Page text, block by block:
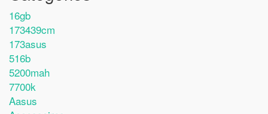
16gb
173439cm
173asus
516b
5200mah
7700k
Aasus